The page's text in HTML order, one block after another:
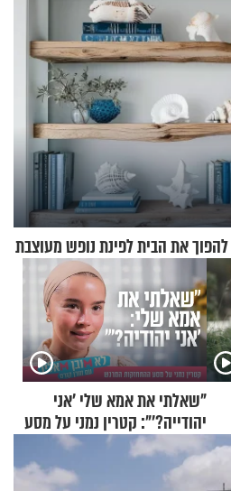
"שאלתי את אמא שלי 'אני
יהודייה?'": קטרין נמני על מסע
ההתחזקות המרגש